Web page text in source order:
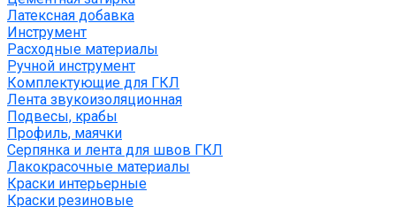
Латексная добавка
Инструмент
Расходные материалы
Ручной инструмент
Комплектующие для ГКЛ
Лента звукоизоляционная
Подвесы, крабы
Профиль, маячки
Серпянка и лента для швов ГКЛ
Лакокрасочные материалы
Краски интерьерные
Краски резиновые